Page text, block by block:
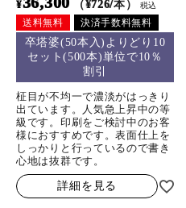
¥ （¥726/本） 税込
送料無料 決済手数料無料
卒塔婆(50本入)よりどり10
セット(500本)単位で10％
割引
柾目が不均一で濃淡がはっきり
出ています。人気急上昇中の等
級です。印刷をご検討中のお客
様におすすめです。表面仕上を
しっかりと行っているので書き
心地は抜群です。
詳細を見る